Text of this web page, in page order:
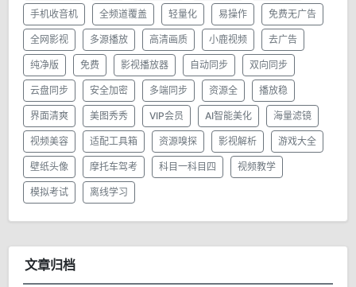
手机收音机 全频道覆盖 轻量化 易操作 免费无广告
全网影视 多源播放 高清画质 小鹿视频 去广告
纯净版 免费 影视播放器 自动同步 双向同步
云盘同步 安全加密 多端同步 资源全 播放稳
界面清爽 美图秀秀 VIP会员 AI智能美化 海量滤镜
视频美容 适配工具箱 资源嗅探 影视解析 游戏大全
壁纸头像 摩托车驾考 科目一科目四 视频教学
模拟考试 离线学习
文章归档